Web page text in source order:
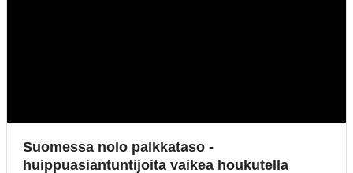
Suomessa nolo palkkataso -
huippuasiantuntijoita vaikea houkutella